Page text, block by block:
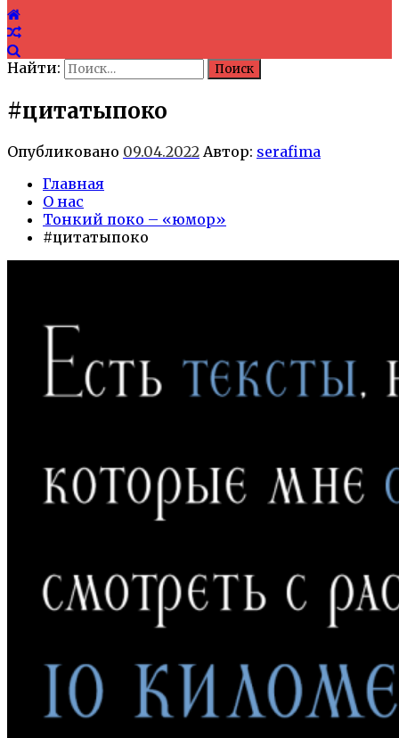
Найти:
#цитатыпоко
Опубликовано 09.04.2022 Автор: serafima
Главная
О нас
Тонкий поко – «юмор»
#цитатыпоко